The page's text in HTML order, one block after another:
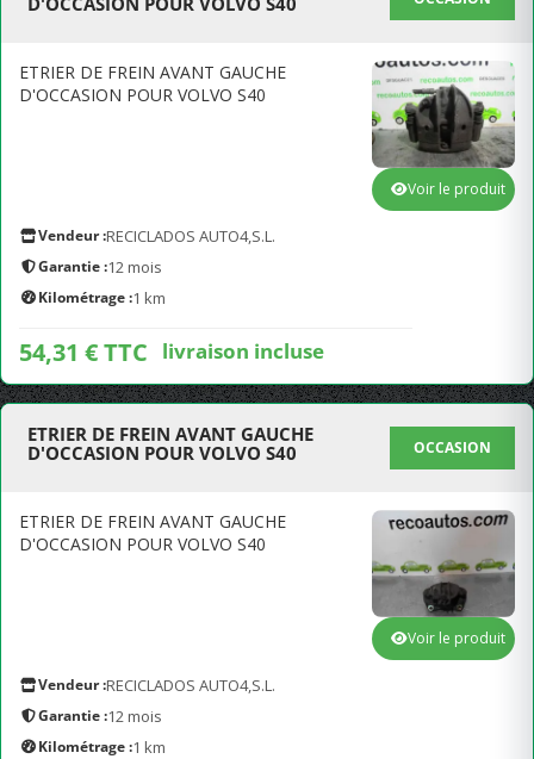
ETRIER DE FREIN AVANT GAUCHE
D'OCCASION POUR VOLVO S40
Vendeur :RECICLADOS AUTO4,S.L.
Garantie :12 mois
Kilométrage :1 km
54,31 € TTC livraison incluse
Voir le produit
ETRIER DE FREIN AVANT GAUCHE
D'OCCASION POUR VOLVO S40
OCCASION
ETRIER DE FREIN AVANT GAUCHE
D'OCCASION POUR VOLVO S40
Vendeur :RECICLADOS AUTO4,S.L.
Garantie :12 mois
Kilométrage :1 km
Voir le produit